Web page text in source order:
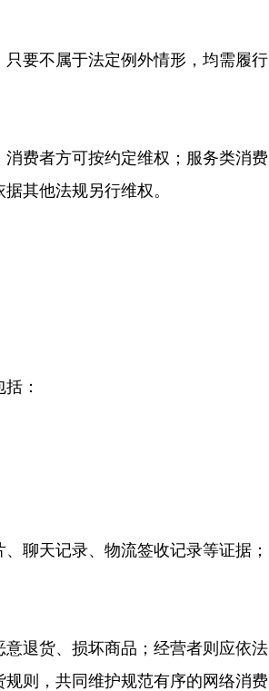
要不属于法定例外情形，均需履行
费者方可按约定维权；服务类消费
其他法规另行维权。
：
聊天记录、物流签收记录等证据；
退货、损坏商品；经营者则应依法
则，共同维护规范有序的网络消费